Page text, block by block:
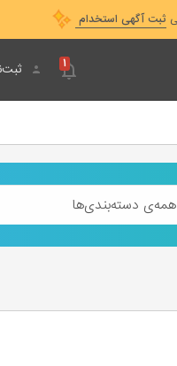
ثبت آگهی استخدام
۱
همه‌ی دسته‌بندی‌ها